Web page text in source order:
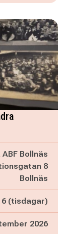
Bollnäs
8
Bollnäs
6 (tisdagar)
2026